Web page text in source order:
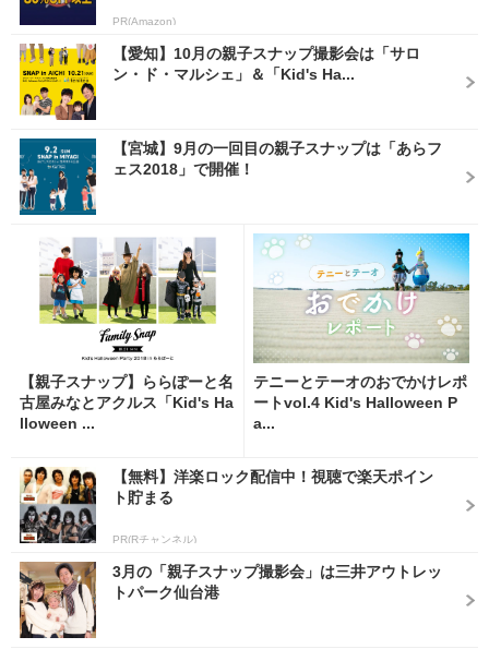
PR(Amazon)
【愛知】10月の親子スナップ撮影会は「サロ
ン・ド・マルシェ」＆「Kid's Ha...
【宮城】9月の一回目の親子スナップは「あらフ
ェス2018」で開催！
【親子スナップ】ららぽーと名
古屋みなとアクルス「Kid's Ha
lloween ...
テニーとテーオのおでかけレポ
ートvol.4 Kid's Halloween P
a...
【無料】洋楽ロック配信中！視聴で楽天ポイン
ト貯まる
PR(Rチャンネル)
3月の「親子スナップ撮影会」は三井アウトレッ
トパーク仙台港